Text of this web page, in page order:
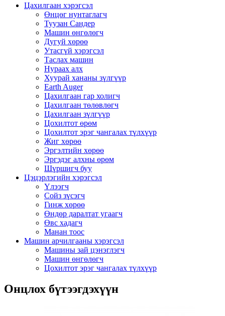
Цахилгаан хэрэгсэл
Өнцөг нунтаглагч
Туузан Сандер
Машин өнгөлөгч
Дугуй хөрөө
Утасгүй хэрэгсэл
Таслах машин
Нураах алх
Хуурай хананы зүлгүүр
Earth Auger
Цахилгаан гар холигч
Цахилгаан төлөвлөгч
Цахилгаан зүлгүүр
Цохилтот өрөм
Цохилтот эрэг чангалах түлхүүр
Жиг хөрөө
Эргэлтийн хөрөө
Эргэдэг алхны өрөм
Шүршигч буу
Цэцэрлэгийн хэрэгсэл
Үлээгч
Сойз зүсэгч
Гинж хөрөө
Өндөр даралтат угаагч
Өвс хадагч
Манан тоос
Машин арчилгааны хэрэгсэл
Машины зай цэнэглэгч
Машин өнгөлөгч
Цохилтот эрэг чангалах түлхүүр
Онцлох бүтээгдэхүүн